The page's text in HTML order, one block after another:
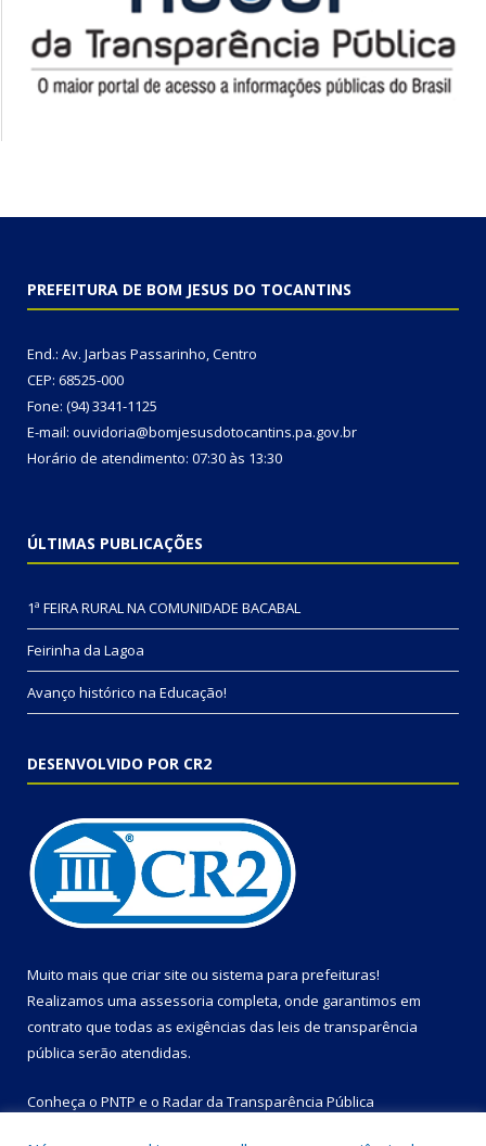
PREFEITURA DE BOM JESUS DO TOCANTINS
End.: Av. Jarbas Passarinho, Centro
CEP: 68525-000
Fone: (94) 3341-1125
E-mail: ouvidoria@bomjesusdotocantins.pa.gov.br
Horário de atendimento: 07:30 às 13:30
ÚLTIMAS PUBLICAÇÕES
1ª FEIRA RURAL NA COMUNIDADE BACABAL
Feirinha da Lagoa
Avanço histórico na Educação!
DESENVOLVIDO POR CR2
Muito mais que criar site ou sistema para prefeituras!
Realizamos uma assessoria completa, onde garantimos em
contrato que todas as exigências das leis de transparência
pública serão atendidas.
Conheça o PNTP e o Radar da Transparência Pública